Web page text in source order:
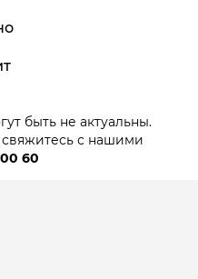
быть не актуальны.
свяжитесь с нашими
60